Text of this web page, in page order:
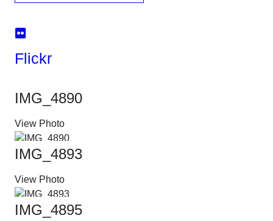
Flickr
IMG_4890
View Photo
IMG_4893
View Photo
IMG_4895